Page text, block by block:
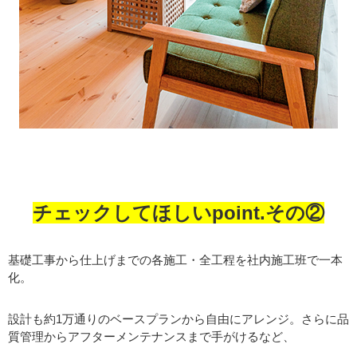
チェックしてほしいpoint.その②
基礎工事から仕上げまでの各施工・全工程を社内施工班で一本
化。
設計も約1万通りのベースプランから自由にアレンジ。さらに品
質管理からアフターメンテナンスまで手がけるなど、